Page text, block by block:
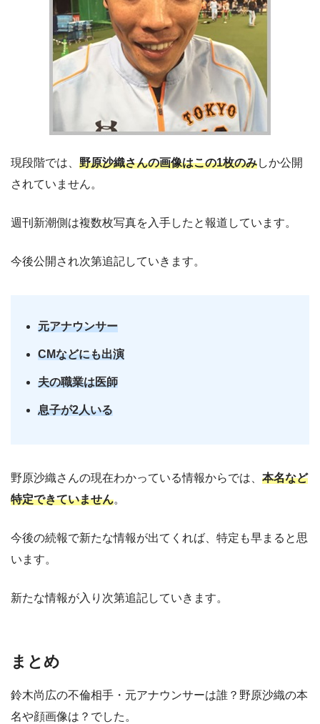
現段階では、 野原沙織さんの画像はこの1枚のみしか公開
されていません。
週刊新潮側は複数枚写真を入手したと報道しています。
今後公開され次第追記していきます。
元アナウンサー
CMなどにも出演
夫の職業は医師
息子が2人いる
野原沙織さんの現在わかっている情報からでは、 本名など
特定できていません。
今後の続報で新たな情報が出てくれば、特定も早まると思
います。
新たな情報が入り次第追記していきます。
まとめ
鈴木尚広の不倫相手・元アナウンサーは誰？野原沙織の本
名や顔画像は？でした。